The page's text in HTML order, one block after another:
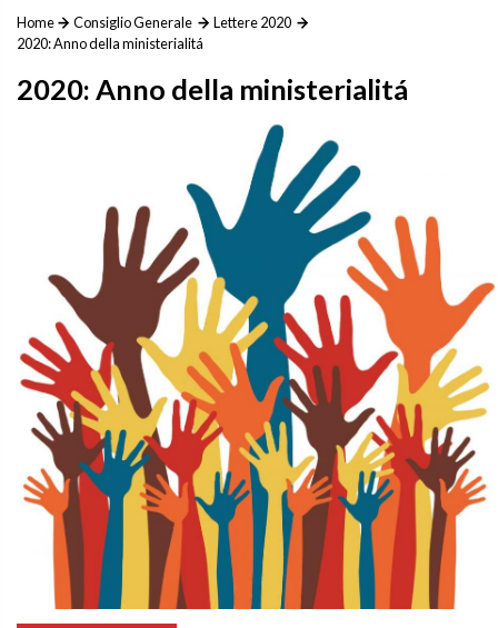
Home Consiglio Generale
Lettere 2020
2020: Anno della ministerialitá
2020: Anno della ministerialitá